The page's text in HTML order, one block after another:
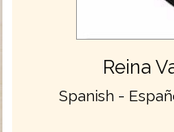
Reina
Spanish -